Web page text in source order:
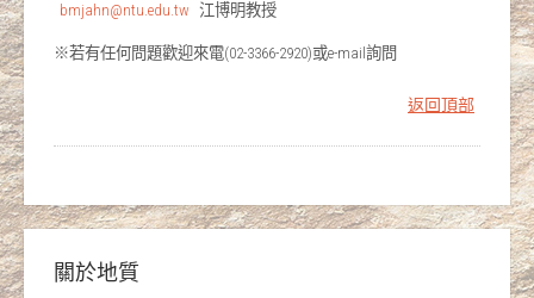
bmjahn@ntu.edu.tw 江博明教授
※若有任何問題歡迎來電(02-3366-2920)或e-mail詢問
返回頂部
關於地質